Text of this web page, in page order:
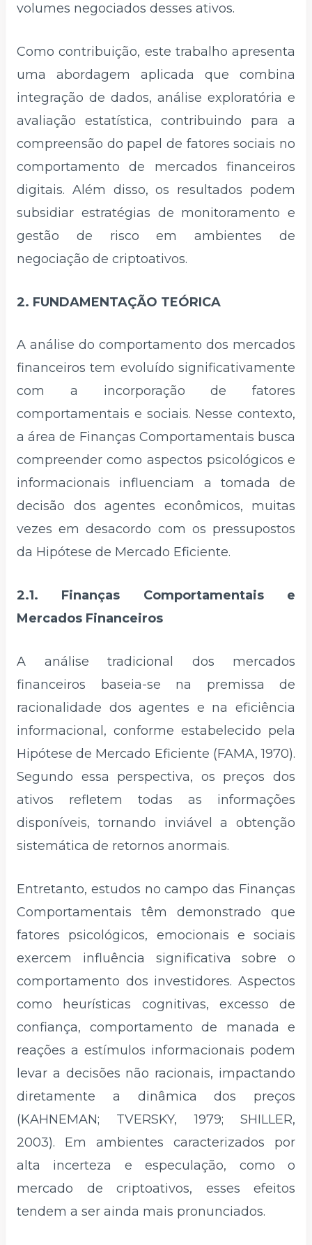
volumes negociados desses ativos.
Como contribuição, este trabalho apresenta
uma abordagem aplicada que combina
integração de dados, análise exploratória e
avaliação estatística, contribuindo para a
compreensão do papel de fatores sociais no
comportamento de mercados financeiros
digitais. Além disso, os resultados podem
subsidiar estratégias de monitoramento e
gestão de risco em ambientes de
negociação de criptoativos.
2. FUNDAMENTAÇÃO TEÓRICA
A análise do comportamento dos mercados
financeiros tem evoluído significativamente
com a incorporação de fatores
comportamentais e sociais. Nesse contexto,
a área de Finanças Comportamentais busca
compreender como aspectos psicológicos e
informacionais influenciam a tomada de
decisão dos agentes econômicos, muitas
vezes em desacordo com os pressupostos
da Hipótese de Mercado Eficiente.
2.1. Finanças Comportamentais e
Mercados Financeiros
A análise tradicional dos mercados
financeiros baseia-se na premissa de
racionalidade dos agentes e na eficiência
informacional, conforme estabelecido pela
Hipótese de Mercado Eficiente (FAMA, 1970).
Segundo essa perspectiva, os preços dos
ativos refletem todas as informações
disponíveis, tornando inviável a obtenção
sistemática de retornos anormais.
Entretanto, estudos no campo das Finanças
Comportamentais têm demonstrado que
fatores psicológicos, emocionais e sociais
exercem influência significativa sobre o
comportamento dos investidores. Aspectos
como heurísticas cognitivas, excesso de
confiança, comportamento de manada e
reações a estímulos informacionais podem
levar a decisões não racionais, impactando
diretamente a dinâmica dos preços
(KAHNEMAN; TVERSKY, 1979; SHILLER,
2003). Em ambientes caracterizados por
alta incerteza e especulação, como o
mercado de criptoativos, esses efeitos
tendem a ser ainda mais pronunciados.